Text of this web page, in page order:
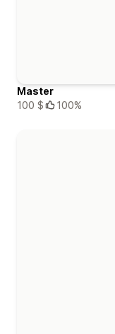
Master
100 $
100%